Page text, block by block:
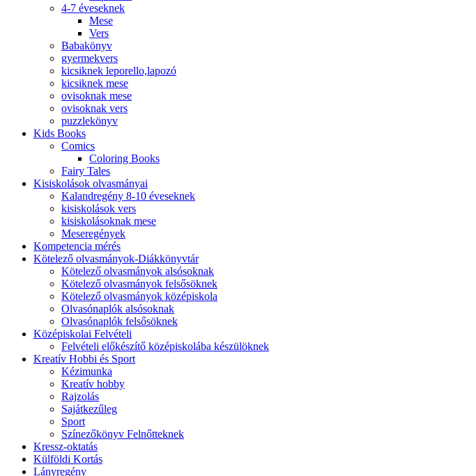
4-7 éveseknek
Mese
Vers
Babakönyv
gyermekvers
kicsiknek leporello,lapozó
kicsiknek mese
ovisoknak mese
ovisoknak vers
puzzlekönyv
Kids Books
Comics
Coloring Books
Fairy Tales
Kisiskolások olvasmányai
Kalandregény 8-10 éveseknek
kisiskolások vers
kisiskolásoknak mese
Meseregények
Kompetencia mérés
Kötelező olvasmányok-Diákkönyvtár
Kötelező olvasmányok alsósoknak
Kötelező olvasmányok felsősöknek
Kötelező olvasmányok középiskola
Olvasónaplók alsósoknak
Olvasónaplók felsősöknek
Középiskolai Felvételi
Felvételi előkészítő középiskolába készülöknek
Kreatív Hobbi és Sport
Kézimunka
Kreatív hobby
Rajzolás
Sajátkezűleg
Sport
Színezőkönyv Felnőtteknek
Kressz-oktatás
Külföldi Kortás
Lányregény